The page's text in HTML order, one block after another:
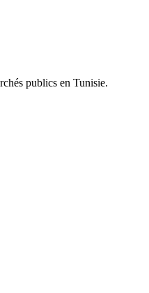
publics en Tunisie.